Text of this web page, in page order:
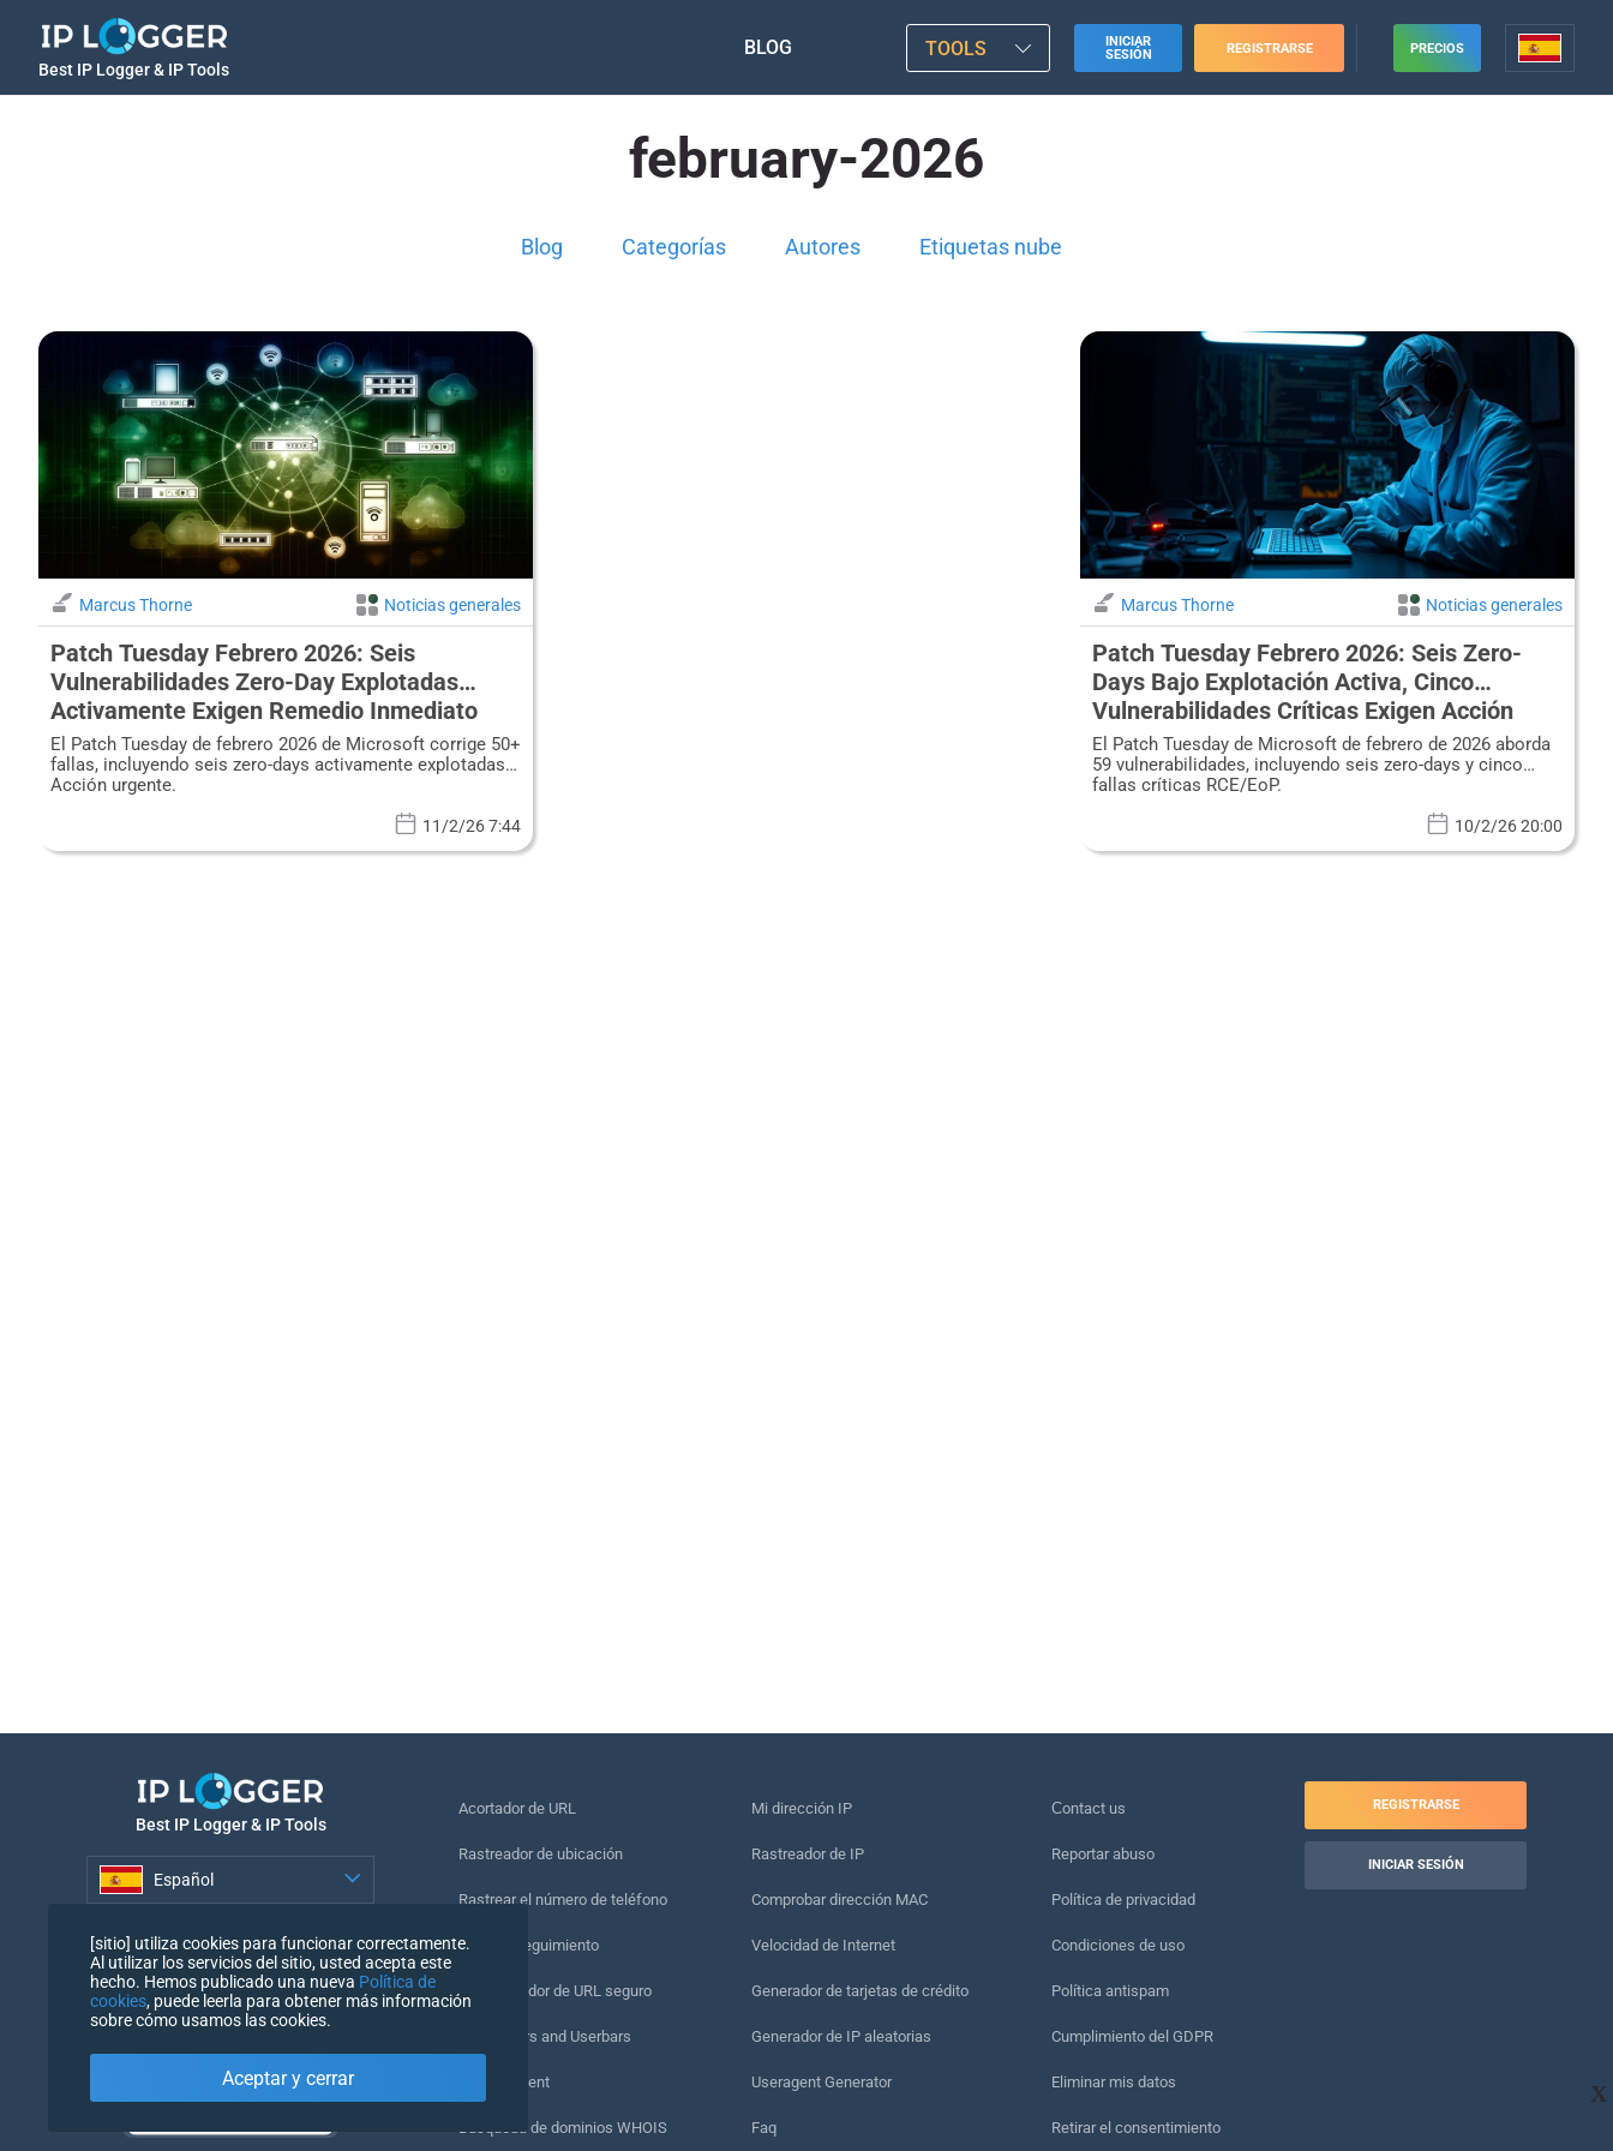
Best IP Logger & IP Tools
BLOG TOOLS
INICIAR
SESIÓN
REGISTRARSE PRECIOS
february-2026
Blog Categorías Autores Etiquetas nube
Marcus Thorne Noticias generales
Patch Tuesday Febrero 2026: Seis
Vulnerabilidades Zero-Day Explotadas
Activamente Exigen Remedio Inmediato
El Patch Tuesday de febrero 2026 de Microsoft corrige 50+
fallas, incluyendo seis zero-days activamente explotadas.
Acción urgente.
11/2/26 7:44
Marcus Thorne Noticias generales
Patch Tuesday Febrero 2026: Seis Zero-
Days Bajo Explotación Activa, Cinco
Vulnerabilidades Críticas Exigen Acción
Inmediata
El Patch Tuesday de Microsoft de febrero de 2026 aborda
59 vulnerabilidades, incluyendo seis zero-days y cinco
fallas críticas RCE/EoP.
10/2/26 20:00
X
Best IP Logger & IP Tools
Español
Acortador de URL
Rastreador de ubicación
Rastrear el número de teléfono
Píxel de seguimiento
Comprobador de URL seguro
IP Counters and Userbars
Mi UserAgent
Búsqueda de dominios WHOIS
Mi dirección IP
Rastreador de IP
Comprobar dirección MAC
Velocidad de Internet
Generador de tarjetas de crédito
Generador de IP aleatorias
Useragent Generator
Faq
Сontact us
Reportar abuso
Política de privacidad
Condiciones de uso
Política antispam
Cumplimiento del GDPR
Eliminar mis datos
Retirar el consentimiento
REGISTRARSE
INICIAR SESIÓN
[sitio] utiliza cookies para funcionar correctamente.
Al utilizar los servicios del sitio, usted acepta este
hecho. Hemos publicado una nueva Política de
cookies, puede leerla para obtener más información
sobre cómo usamos las cookies.
Aceptar y cerrar